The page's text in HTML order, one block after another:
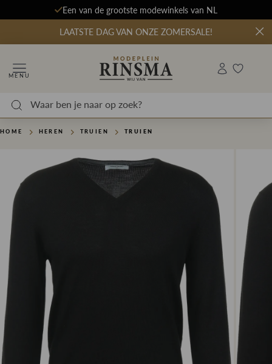
Een van de grootste modewinkels van NL
LAATSTE DAG VAN ONZE ZOMERSALE!
MENU
HOME HEREN TRUIEN TRUIEN